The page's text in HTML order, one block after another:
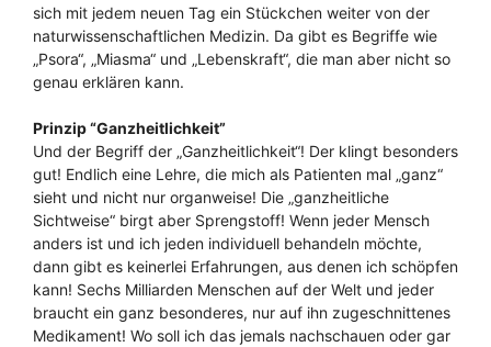
sich mit jedem neuen Tag ein Stückchen weiter von der
naturwissenschaftlichen Medizin. Da gibt es Begriffe wie
„Psora“, „Miasma“ und „Lebenskraft“, die man aber nicht so
genau erklären kann.
Prinzip “Ganzheitlichkeit”
Und der Begriff der „Ganzheitlichkeit“! Der klingt besonders
gut! Endlich eine Lehre, die mich als Patienten mal „ganz“
sieht und nicht nur organweise! Die „ganzheitliche
Sichtweise“ birgt aber Sprengstoff! Wenn jeder Mensch
anders ist und ich jeden individuell behandeln möchte,
dann gibt es keinerlei Erfahrungen, aus denen ich schöpfen
kann! Sechs Milliarden Menschen auf der Welt und jeder
braucht ein ganz besonderes, nur auf ihn zugeschnittenes
Medikament! Wo soll ich das jemals nachschauen oder gar